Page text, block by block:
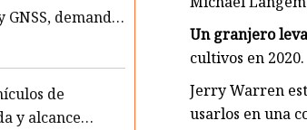
GNSS, demanda
de
y alcance
Un granjero
cultivos en 2020.
Jerry Warren
usarlos en una